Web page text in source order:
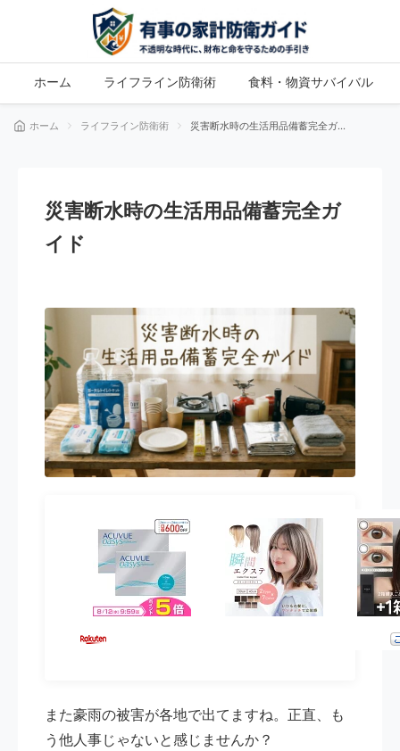
ホーム ライフライン防衛術 食料・物資サバイバル
ホーム ライフライン防衛術
災害断水時の生活用品備蓄完全ガイ
災害断水時の生活用品備蓄完全ガ
イド
また豪雨の被害が各地で出てますね。正直、も
う他人事じゃないと感じませんか？